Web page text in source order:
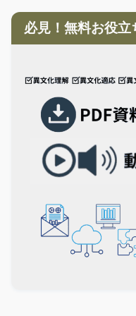
必見！無料お役立